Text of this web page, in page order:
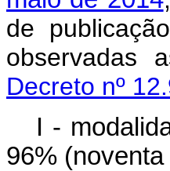
de
Decreto nº
I -
96%